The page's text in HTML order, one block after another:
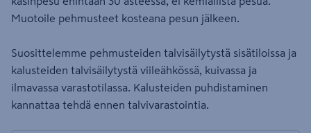
Muotoile pehmusteet kosteana pesun jälkeen.
Suosittelemme pehmusteiden talvisäilytystä sisätiloissa ja
kalusteiden talvisäilytystä viileähkössä, kuivassa ja
ilmavassa varastotilassa. Kalusteiden puhdistaminen
kannattaa tehdä ennen talvivarastointia.